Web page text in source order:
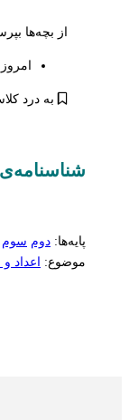
از بچه‌ها
به درد
پایه‌ها: دوم سوم
موضوع:
اعداد